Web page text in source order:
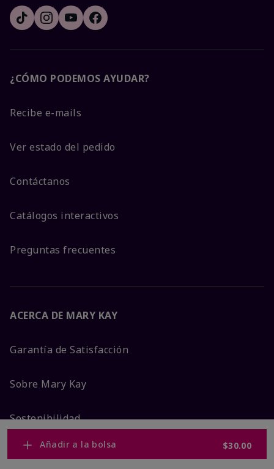
Añadir a la bolsa $30.00
¿CÓMO PODEMOS AYUDAR?
Recibe e-mails
Ver estado del pedido
Contáctanos
Catálogos interactivos
Preguntas frecuentes
ACERCA DE MARY KAY
Garantía de Satisfacción
Sobre Mary Kay
Sostenibilidad
Promesa De Producto